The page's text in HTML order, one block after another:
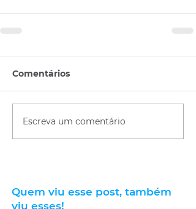
Comentários
Escreva um comentário
Quem viu esse post, também
viu esses!